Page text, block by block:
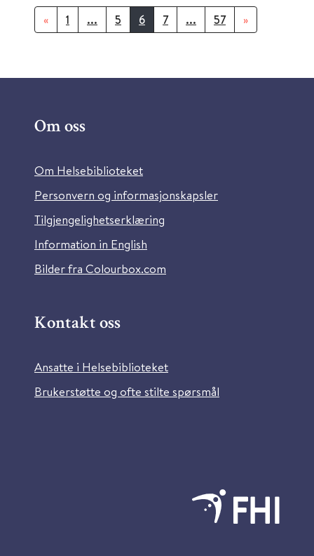
« 1 ... 5 6 7 ... 57 »
Om oss
Om Helsebiblioteket
Personvern og informasjonskapsler
Tilgjengelighetserklæring
Information in English
Bilder fra Colourbox.com
Kontakt oss
Ansatte i Helsebiblioteket
Brukerstøtte og ofte stilte spørsmål